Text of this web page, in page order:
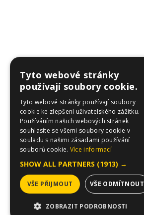
Tyto webové stránky
používají soubory cookie.
Tyto webové stránky používají soubory
cookie ke zlepšení uživatelského zážitku.
Používáním našich webových stránek
souhlasíte se všemi soubory cookie v
souladu s našimi zásadami používání
souborů cookie. Více informací
SHOW ALL PARTNERS (1913) →
VŠE PŘIJMOUT VŠE ODMÍTNOUT
ZOBRAZIT PODROBNOSTI